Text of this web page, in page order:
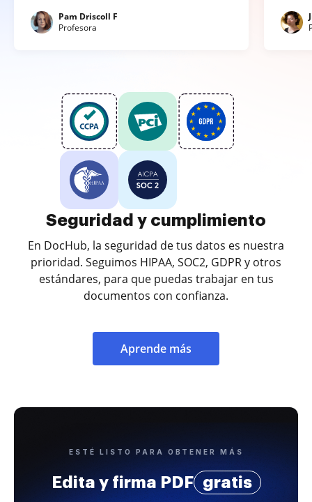
Pam Driscoll F
Profesora
Seguridad y cumplimiento
En DocHub, la seguridad de tus datos es nuestra
prioridad. Seguimos HIPAA, SOC2, GDPR y otros
estándares, para que puedas trabajar en tus
documentos con confianza.
Aprende más
ESTÉ LISTO PARA OBTENER MÁS
Edita y firma PDF gratis